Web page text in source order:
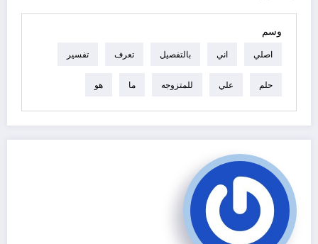
وسم
اصلي اني بالتفصيل تعرف تفسير
حلم علي للمتزوجه ما هو